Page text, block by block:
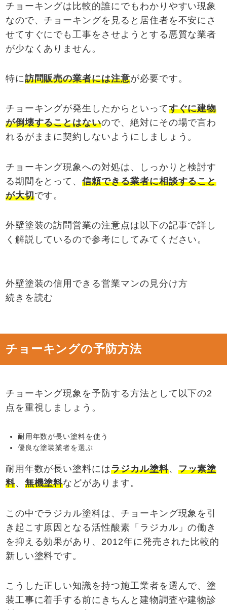
チョーキングは比較的誰にでもわかりやすい現象
なので、チョーキングを見ると居住者を不安にさ
せてすぐにでも工事をさせようとする悪質な業者
が少なくありません。
特に訪問販売の業者には注意が必要です。
チョーキングが発生したからといってすぐに建物
が倒壊することはないので、絶対にその場で言わ
れるがままに契約しないようにしましょう。
チョーキング現象への対処は、しっかりと検討す
る期間をとって、信頼できる業者に相談すること
が大切です。
外壁塗装の訪問営業の注意点は以下の記事で詳し
く解説しているので参考にしてみてください。
外壁塗装の信用できる営業マンの見分け方
続きを読む
チョーキングの予防方法
チョーキング現象を予防する方法として以下の2
点を重視しましょう。
耐用年数が長い塗料を使う
優良な塗装業者を選ぶ
耐用年数が長い塗料にはラジカル塗料、 フッ素塗
料、 無機塗料などがあります。
この中でラジカル塗料は、チョーキング現象を引
き起こす原因となる活性酸素「ラジカル」の働き
を抑える効果があり、2012年に発売された比較的
新しい塗料です。
こうした正しい知識を持つ施工業者を選んで、塗
装工事に着手する前にきちんと建物調査や建物診